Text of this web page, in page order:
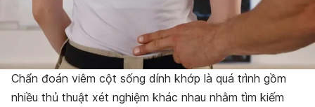
Chẩn đoán viêm cột sống dính khớp là quá trình gồm
nhiều thủ thuật xét nghiệm khác nhau nhằm tìm kiếm